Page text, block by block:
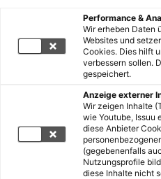
Performance &
Wir erheben Daten
Websites und
Cookies. Dies hilft
verbessern sollen.
gespeichert.
Anzeige externer
Wir zeigen Inhalte
wie Youtube, Issuu
diese Anbieter
(gegebenenfalls
Nutzungsprofile
diese Inhalte nicht